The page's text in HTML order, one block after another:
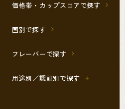
価格帯・カップスコアで探す
国別で探す
フレーバーで探す
用途別／認証別で探す